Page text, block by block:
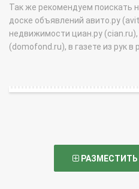
Так же рекомендуем
доске объявлений авито.ру
недвижимости циан.ру
(domofond.ru), в газете из рук в
РАЗМЕСТИТЬ